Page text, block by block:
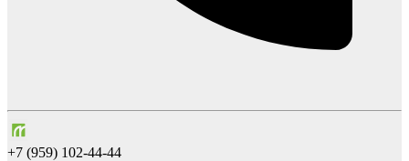
+7 (959) 102-44-44